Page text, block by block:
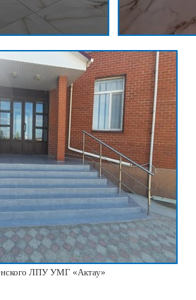
ЛПУ УМГ «Актау»